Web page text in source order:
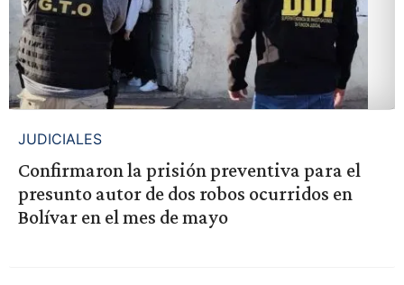
JUDICIALES
Confirmaron la prisión preventiva para el
presunto autor de dos robos ocurridos en
Bolívar en el mes de mayo